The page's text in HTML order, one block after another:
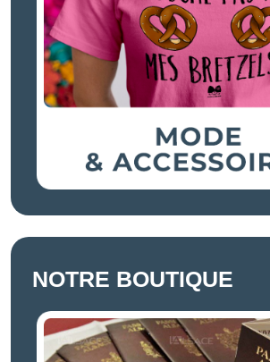
NOTRE BOUTIQUE